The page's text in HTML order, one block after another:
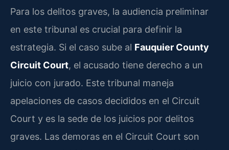
Para los delitos graves, la audiencia preliminar
en este tribunal es crucial para definir la
estrategia. Si el caso sube al Fauquier County
Circuit Court, el acusado tiene derecho a un
juicio con jurado. Este tribunal maneja
apelaciones de casos decididos en el Circuit
Court y es la sede de los juicios por delitos
graves. Las demoras en el Circuit Court son